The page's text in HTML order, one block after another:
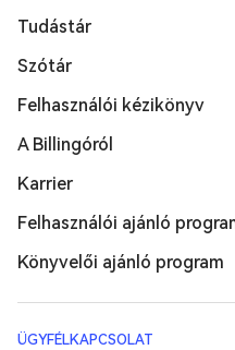
ÜGYFÉLKAPCSOLAT
Tudástár
Szótár
Felhasználói kézikönyv
A Billingóról
Karrier
Felhasználói ajánló
Könyvelői ajánló program